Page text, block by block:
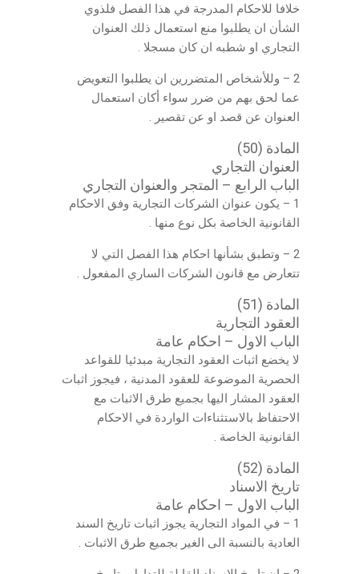
خلافا للاحكام المدرجة في هذا الفصل فلذوي
الشأن ان يطلبوا منع استعمال ذلك العنوان
التجاري او شطبه ان كان مسجلا .
2 – وللأشخاص المتضررين ان يطلبوا التعويض
عما لحق بهم من ضرر سواء أكان استعمال
العنوان عن قصد او عن تقصير .
المادة (50)
العنوان التجاري
الباب الرابع – المتجر والعنوان التجاري
1 – يكون عنوان الشركات التجارية وفق الاحكام
القانونية الخاصة بكل نوع منها .
2 – وتطبق بشأنها احكام هذا الفصل التي لا
تتعارض مع قانون الشركات الساري المفعول .
المادة (51)
العقود التجارية
الباب الاول – احكام عامة
لا يخضع اثبات العقود التجارية مبدئيا للقواعد
الحصرية الموضوعة للعقود المدنية ، فيجوز اثبات
العقود المشار اليها بجميع طرق الاثبات مع
الاحتفاظ بالاستثناءات الواردة في الاحكام
القانونية الخاصة .
المادة (52)
تاريخ الاسناد
الباب الاول – احكام عامة
1 – في المواد التجارية يجوز اثبات تاريخ السند
العادية بالنسبة الى الغير بجميع طرق الاثبات .